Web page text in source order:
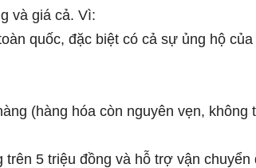
và giá cả. Vì:
quốc, đặc biệt có cả sự ủng hộ
(hàng hóa còn nguyên vẹn, không
5 triệu đồng và hỗ trợ vận